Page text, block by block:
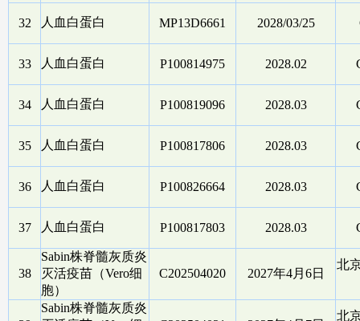
32 人血白蛋白 MP13D6661 2028/03/25
33 人血白蛋白 P100814975 2028.02
34 人血白蛋白 P100819096 2028.03
35 人血白蛋白 P100817806 2028.03
36 人血白蛋白 P100826664 2028.03
37 人血白蛋白 P100817803 2028.03
38
Sabin株脊髓灰质炎
灭活疫苗（Vero细
胞）
C202504020 2027年4月6日
北
Sabin株脊髓灰质炎
北